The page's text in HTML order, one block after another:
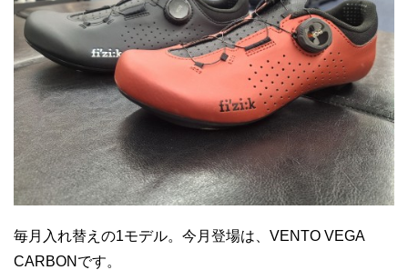
毎月入れ替えの1モデル。今月登場は、VENTO VEGA
CARBONです。